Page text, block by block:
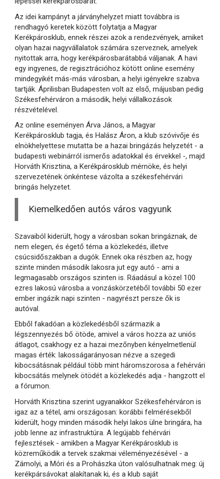
Az idei kampányt a járványhelyzet miatt továbbra is
rendhagyó keretek között folytatja a Magyar
Kerékpárosklub, ennek részei azok a rendezvények, amiket
olyan hazai nagyvállalatok számára szerveznek, amelyek
nyitottak arra, hogy kerékpárosbarátabbá váljanak. A havi
egy ingyenes, de regisztrációhoz kötött online esemény
mindegyikét más-más városban, a helyi igényekre szabva
tartják. Áprilisban Budapesten volt az első, májusban pedig
Székesfehérváron a második, helyi vállalkozások
részvételével.
Az online eseményen Árva János, a Magyar
Kerékpárosklub tagja, és Halász Áron, a klub szóvivője és
elnökhelyettese mutatta be a hazai bringázás helyzetét - a
budapesti webinárról ismerős adatokkal és érvekkel -, majd
Horváth Krisztina, a Kerékpárosklub mérnöke, és helyi
szervezetének önkéntese vázolta a székesfehérvári
bringás helyzetet.
Kiemelkedően autós város vagyunk
Szavaiból kiderült, hogy a városban sokan bringáznak, de
nem elegen, és égető téma a közlekedés, illetve
csúcsidőszakban a dugók. Ennek oka részben az, hogy
szinte minden második lakosra jut egy autó - ami a
legmagasabb országos szinten is. Ráadásul a közel 100
ezres lakosú városba a vonzáskörzetéből további 50 ezer
ember ingázik napi szinten - nagyrészt persze ők is
autóval.
Ebből fakadóan a közlekedésből származik a
légszennyezés bő ötöde, amivel a város hozza az uniós
átlagot, csakhogy ez a hazai mezőnyben kényelmetlenül
magas érték: lakosságarányosan nézve a szegedi
kibocsátásnak például több mint háromszorosa a fehérvári
kibocsátás melynek ötödét a közlekedés adja - hangzott el
a fórumon.
Horváth Krisztina szerint ugyanakkor Székesfehérváron is
igaz az a tétel, ami országosan: korábbi felmérésekből
kiderült, hogy minden második helyi lakos ülne bringára, ha
jobb lenne az infrastruktúra. A legújabb fehérvári
fejlesztések - amikben a Magyar Kerékpárosklub is
közreműködik a tervek szakmai véleményezésével - a
Zámolyi, a Móri és a Prohászka úton valósulhatnak meg: új
kerékpársávokat alakítanak ki, és a klub saját